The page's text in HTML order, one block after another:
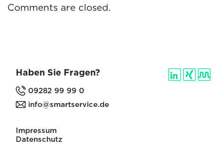
Comments are closed.
Haben Sie Fragen?
09282 99 99 0
info@smartservice.de
Impressum
Datenschutz